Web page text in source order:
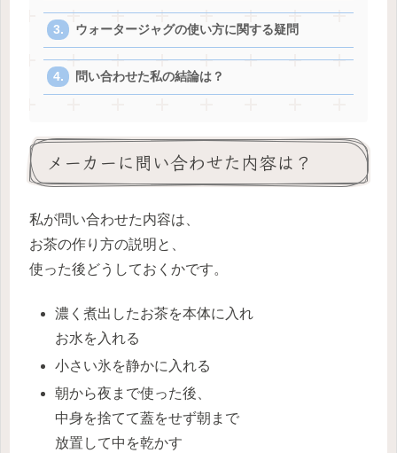
ウォータージャグの使い方に関する疑問
問い合わせた私の結論は？
メーカーに問い合わせた内容は？
私が問い合わせた内容は、
お茶の作り方の説明と、
使った後どうしておくかです。
濃く煮出したお茶を本体に入れ
お水を入れる
小さい氷を静かに入れる
朝から夜まで使った後、
中身を捨てて蓋をせず朝まで
放置して中を乾かす